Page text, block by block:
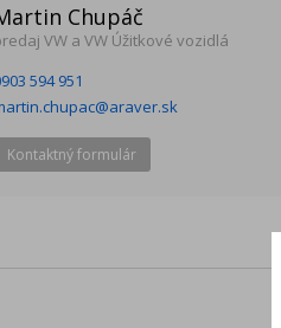
záložná siréna a ochrana
potiahnutý, vyhrievaný
Chupáč
VW a VW Úžitkové vozidlá
594 951
Kontaktný formulár